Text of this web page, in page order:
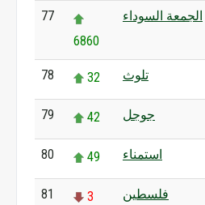
77
6860
الجمعة السوداء
78 32 تلوث
79 42 جوجل
80 49 استمناء
81 3 فلسطين